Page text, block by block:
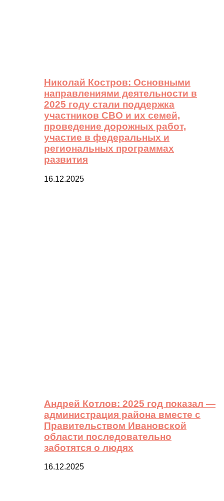
Николай Костров: Основными
направлениями деятельности в
2025 году стали поддержка
участников СВО и их семей,
проведение дорожных работ,
участие в федеральных и
региональных программах
развития
16.12.2025
Андрей Котлов: 2025 год показал —
администрация района вместе с
Правительством Ивановской
области последовательно
заботятся о людях
16.12.2025